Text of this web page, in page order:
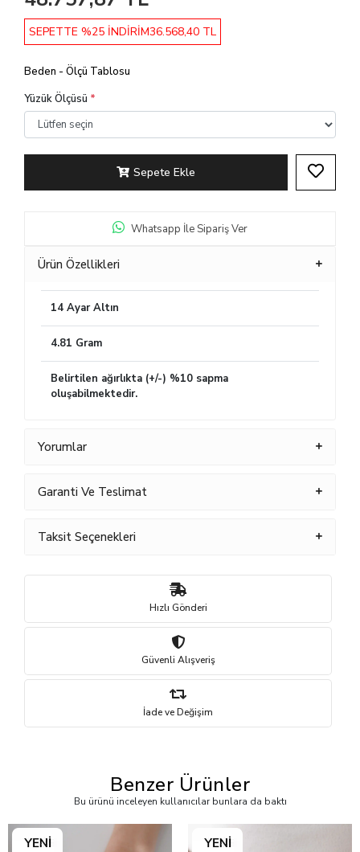
SEPETTE %25 İNDİRİM36.568,40 TL
Beden - Ölçü Tablosu
Yüzük Ölçüsü *
Sepete Ekle
Whatsapp İle Sipariş Ver
Ürün Özellikleri
14 Ayar Altın
4.81 Gram
Belirtilen ağırlıkta (+/-) %10 sapma
oluşabilmektedir.
Yorumlar
Garanti Ve Teslimat
Taksit Seçenekleri
Hızlı Gönderi
Güvenli Alışveriş
İade ve Değişim
Benzer Ürünler
Bu ürünü inceleyen kullanıcılar bunlara da baktı